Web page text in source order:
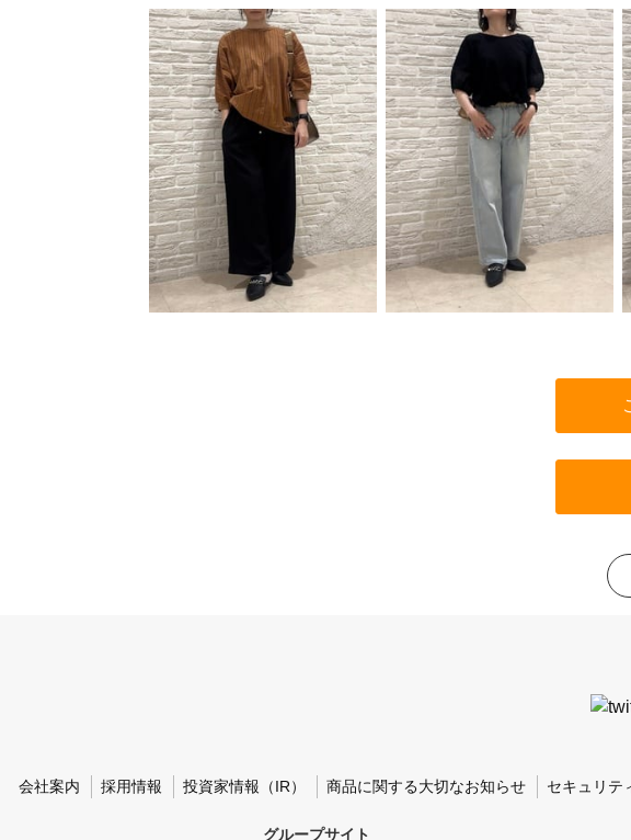
会社案内
採用情報 投資家情報（IR） 商品に関する大切なお知らせ セキュリテ
グループサイト